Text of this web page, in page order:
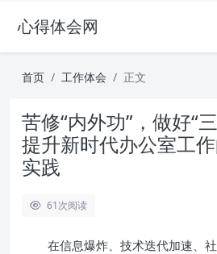
心得体会网
首页 工作体会 正文
苦修“内外功”，做好“
提升新时代办公室工
实践
61次阅读
在信息爆炸、技术迭代加速、